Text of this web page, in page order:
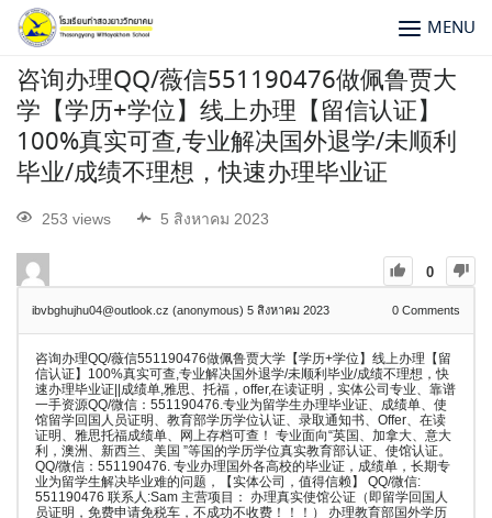
MENU
咨询办理QQ/薇信551190476做佩鲁贾大
学【学历+学位】线上办理【留信认证】
100%真实可查,专业解决国外退学/未顺利
毕业/成绩不理想，快速办理毕业证
253 views 5 สิงหาคม 2023
0
ibvbghujhu04@outlook.cz (anonymous) 5 สิงหาคม 2023 0 Comments
咨询办理QQ/薇信551190476做佩鲁贾大学【学历+学位】线上办理【留
信认证】100%真实可查,专业解决国外退学/未顺利毕业/成绩不理想，快
速办理毕业证||成绩单,雅思、托福，offer,在读证明，实体公司专业、靠谱
一手资源QQ/微信：551190476.专业为留学生办理毕业证、成绩单、使
馆留学回国人员证明、教育部学历学位认证、录取通知书、Offer、在读
证明、雅思托福成绩单、网上存档可查！ 专业面向“英国、加拿大、意大
利，澳洲、新西兰、美国 ”等国的学历学位真实教育部认证、使馆认证。
QQ/微信：551190476. 专业办理国外各高校的毕业证，成绩单，长期专
业为留学生解决毕业难的问题，【实体公司，值得信赖】 QQ/微信:
551190476 联系人:Sam 主营项目： 办理真实使馆公证（即留学回国人
员证明，免费申请免税车，不成功不收费！！！） 办理教育部国外学历